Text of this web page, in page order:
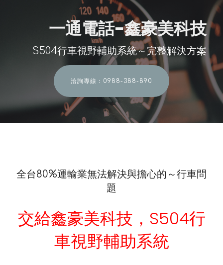
一通電話-鑫豪美科技
S504行車視野輔助系統～完整解決方案
洽詢專線：0988-388-890
全台80%運輸業無法解決與擔心的～行車問
題
交給鑫豪美科技，S504行
車視野輔助系統